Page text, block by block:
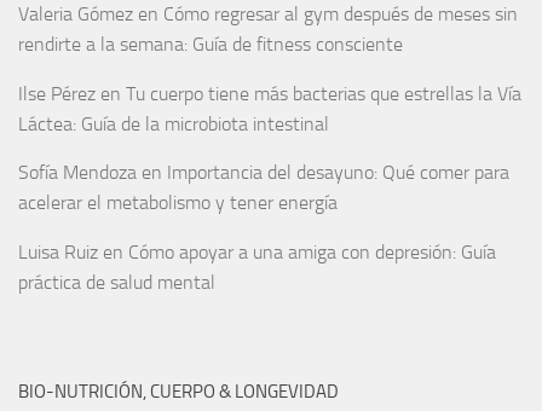
Valeria Gómez en Cómo regresar al gym después de meses sin
rendirte a la semana: Guía de fitness consciente
Ilse Pérez en Tu cuerpo tiene más bacterias que estrellas la Vía
Láctea: Guía de la microbiota intestinal
Sofía Mendoza en Importancia del desayuno: Qué comer para
acelerar el metabolismo y tener energía
Luisa Ruiz en Cómo apoyar a una amiga con depresión: Guía
práctica de salud mental
BIO-NUTRICIÓN, CUERPO & LONGEVIDAD